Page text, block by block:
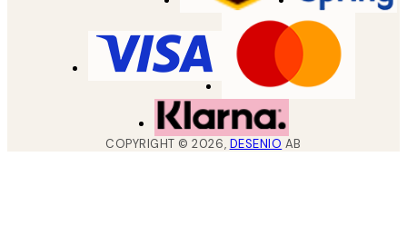
COPYRIGHT ©2026, DESENIO AB